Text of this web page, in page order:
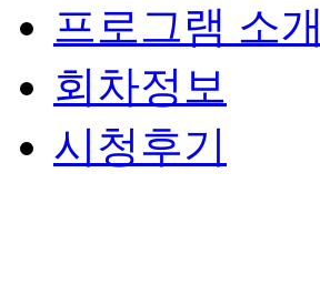
프로그램 소개
회차정보
시청후기